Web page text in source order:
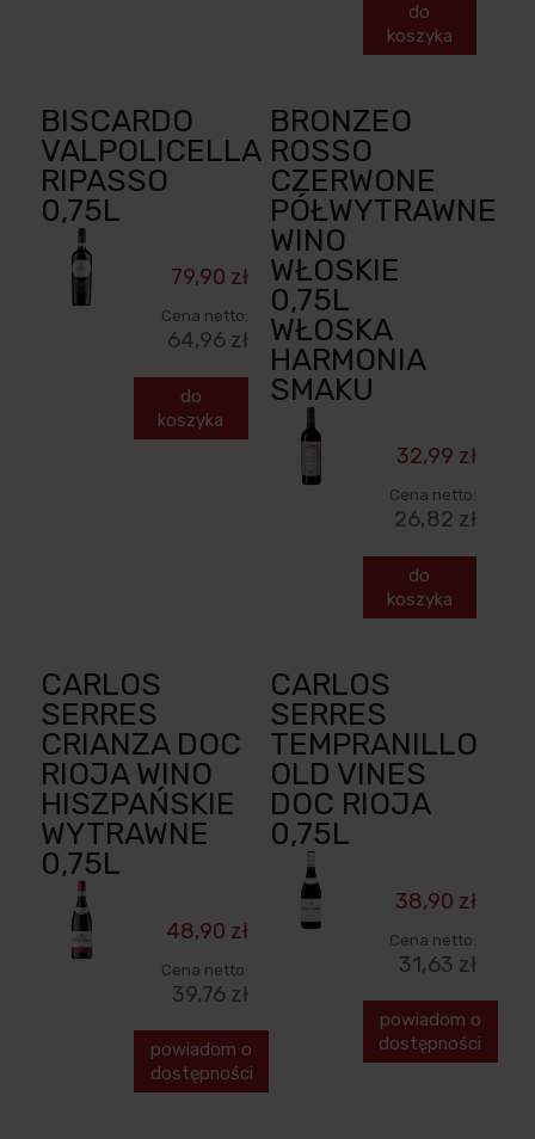
do
koszyka
BISCARDO
VALPOLICELLA
RIPASSO
0,75L
79,90 zł
Cena netto:
64,96 zł
do
koszyka
BRONZEO
ROSSO
CZERWONE
PÓŁWYTRAWNE
WINO
WŁOSKIE
0,75L
WŁOSKA
HARMONIA
SMAKU
32,99 zł
Cena netto:
26,82 zł
do
koszyka
CARLOS
SERRES
CRIANZA DOC
RIOJA WINO
HISZPAŃSKIE
WYTRAWNE
0,75L
48,90 zł
Cena netto:
39,76 zł
powiadom o
dostępności
CARLOS
SERRES
TEMPRANILLO
OLD VINES
DOC RIOJA
0,75L
38,90 zł
Cena netto:
31,63 zł
powiadom o
dostępności